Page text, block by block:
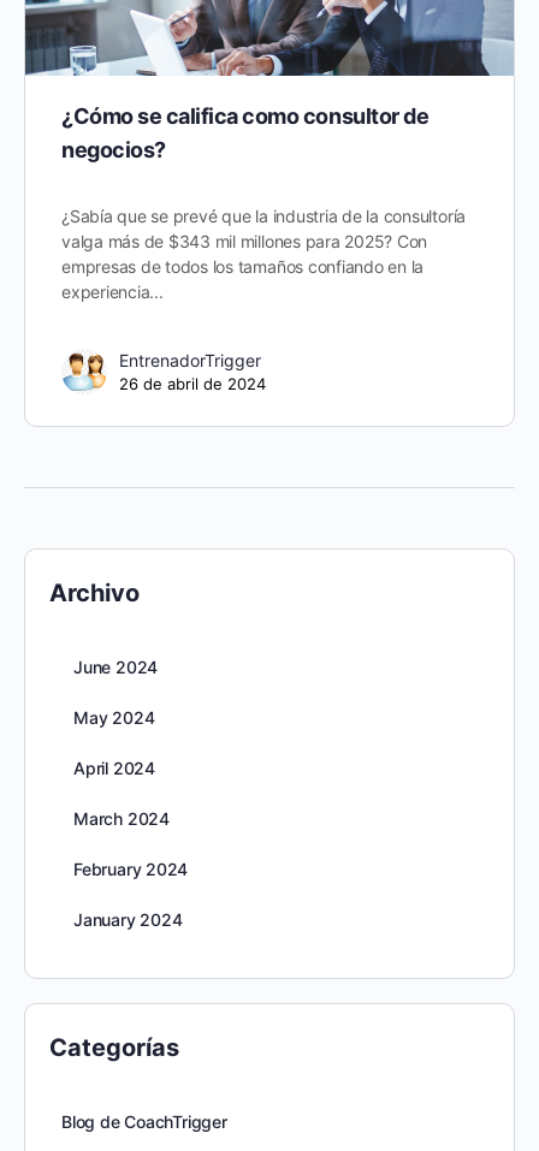
¿Cómo se califica como consultor de
negocios?
¿Sabía que se prevé que la industria de la consultoría
valga más de $343 mil millones para 2025? Con
empresas de todos los tamaños confiando en la
experiencia...
EntrenadorTrigger
26 de abril de 2024
Archivo
June 2024
May 2024
April 2024
March 2024
February 2024
January 2024
Categorías
Blog de CoachTrigger